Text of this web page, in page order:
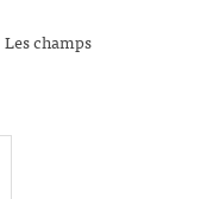
Les champs